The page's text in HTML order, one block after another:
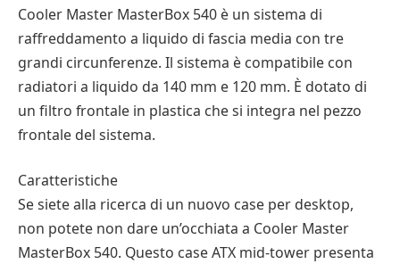
Cooler Master MasterBox 540 è un sistema di
raffreddamento a liquido di fascia media con tre
grandi circunferenze. Il sistema è compatibile con
radiatori a liquido da 140 mm e 120 mm. È dotato di
un filtro frontale in plastica che si integra nel pezzo
frontale del sistema.
Caratteristiche
Se siete alla ricerca di un nuovo case per desktop,
non potete non dare un’occhiata a Cooler Master
MasterBox 540. Questo case ATX mid-tower presenta